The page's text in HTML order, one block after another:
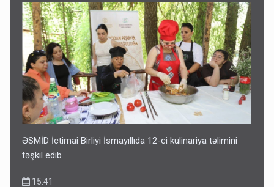
ƏSMİD İctimai Birliyi İsmayıllıda 12-ci kulinariya təlimini
təşkil edib
15:41